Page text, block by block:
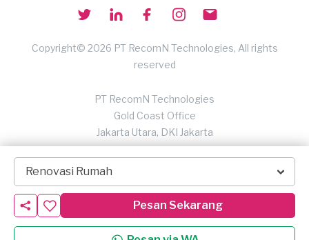
Renovasi Rumah
Pesan Sekarang
Copyright© 2026 PT RecomN Technologies, All rights
reserved
PT RecomN Technologies
Gold Coast Office
Jakarta Utara, DKI Jakarta